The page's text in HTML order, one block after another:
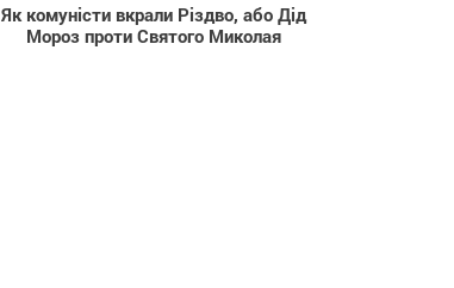
Як комуністи вкрали Різдво, або Дід
Мороз проти Святого Миколая